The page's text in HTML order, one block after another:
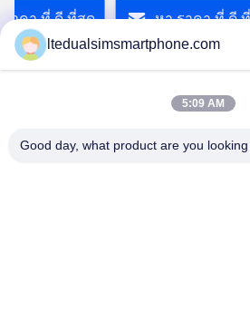
าคา ที่ ดี ที่สุด
หา ราคา ที่ ดี
China Android Phone
ltedualsimsmartphone.com
5:09 AM
Good day, what product are you